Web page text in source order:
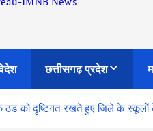
छत्तीसगढ़ प्रदेश
ठंड को दृष्टिगत रखते हुए जिले के